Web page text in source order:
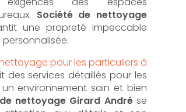
Société de nettoyage
une propreté impeccable
pour les particuliers à
des services détaillés pour les
environnement sain et bien
nettoyage Girard Andrése